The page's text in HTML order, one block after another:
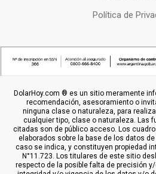
Política de
DolarHoy.com ® es un sitio meramente
recomendación, asesoramiento o
ninguna clase o naturaleza, para
cualquier tipo, clase o naturaleza. Las
citadas son de público acceso. Los
elaborados sobre la base de los datos
caso se indica, y constituyen propiedad
N°11.723. Los titulares de este sitio
respecto de la posible falta de precisión